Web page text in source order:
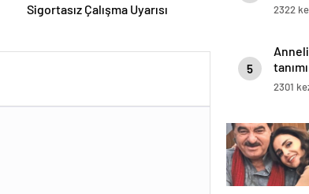
Sigortasız Çalışma Uyarısı 2322
5
2301